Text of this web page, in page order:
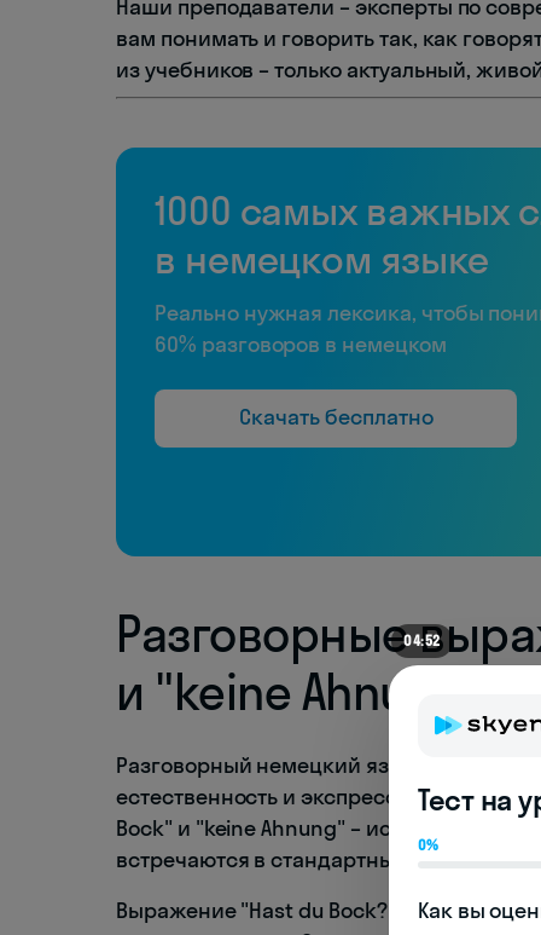
Наши преподаватели – эксперты по
вам понимать и говорить так, как
из учебников – только актуальный,
1000 самых важных
в немецком языке
Реально нужная лексика, чтобы
60% разговоров в немецком
Скачать бесплатно
Разговорные
и "keine Ahnung" в
Разговорный немецкий язык полон
естественность и экспрессивность.
Bock" и "keine Ahnung" – используются
встречаются в стандартных учебниках.
Выражение "Hast du Bock?" дословно
04:52
Тест на
0%
Как вы